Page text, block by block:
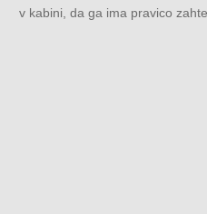
v kabini, da ga ima pravico